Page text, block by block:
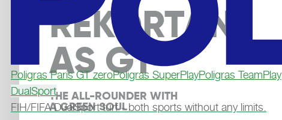
Poligras Paris GT zeroPoligras SuperPlayPoligras TeamPlay
DualSport
FIH/FIFA DualSport turf - both sports without any limits.
REKORTAN
AS GT
THE ALL-ROUNDER WITH
A GREEN SOUL